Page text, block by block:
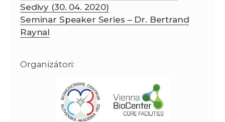
Sedivy (30. 04. 2020)
Seminar Speaker Series – Dr. Bertrand
Raynal
Organizátori: